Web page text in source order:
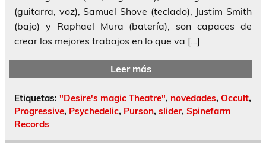
(guitarra, voz), Samuel Shove (teclado), Justim Smith
(bajo) y Raphael Mura (batería), son capaces de
crear los mejores trabajos en lo que va […]
Leer más
Etiquetas: "Desire's magic Theatre", novedades, Occult,
Progressive, Psychedelic, Purson, slider, Spinefarm
Records